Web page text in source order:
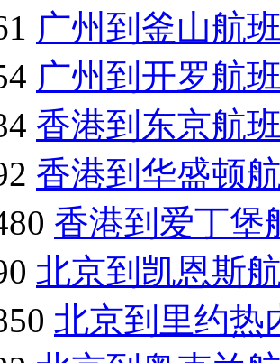
广州到釜山航
广州到开罗航
香港到东京航
香港到华盛顿
香港到爱丁堡
北京到凯恩斯
北京到里约热